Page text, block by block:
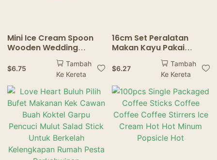
Mini Ice Cream Spoon
Wooden Wedding
Wedding Party Pesta
Pesta Pencuci mulut
Kayu Tasting Spoon
Kitchen Tool
$6.75
Tambah
Ke Kereta
16cm Set Peralatan
Makan Kayu Pakai
Garpu Sudu Pisau Majlis
Perkahwinan Kafe
Pinggan Makan Kayu
Mesra Alam
$6.27
Tambah
Ke Kereta